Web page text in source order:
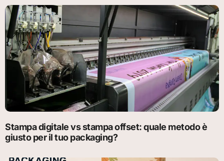
Stampa digitale vs stampa offset: quale metodo è
giusto per il tuo packaging?